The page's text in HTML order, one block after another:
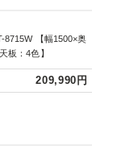
8715W 【幅1500×奥
板：4色】
209,990円